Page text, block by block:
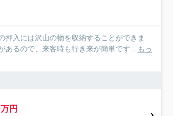
押入には沢山の物を収納することができま
あるので、来客時も行き来が簡単です... もっ
円